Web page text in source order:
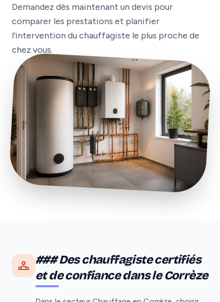
Demandez dès maintenant un devis pour
comparer les prestations et planifier
l’intervention du chauffagiste le plus proche de
chez vous.
### Des chauffagiste certifiés
et de confiance dans le Corrèze